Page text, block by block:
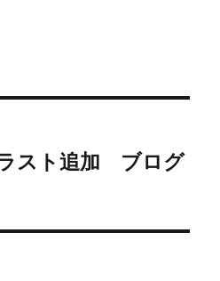
スト追加 ブログ